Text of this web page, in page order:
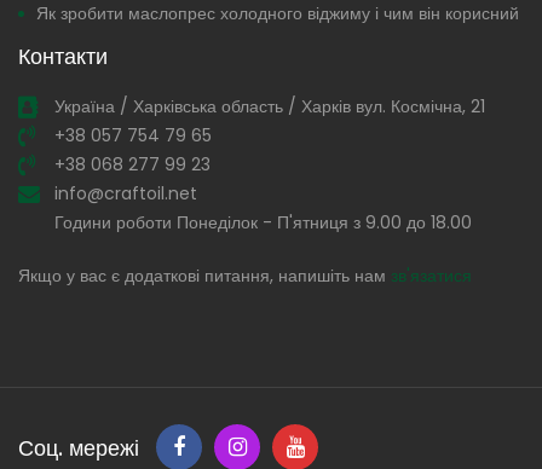
Як зробити маслопрес холодного віджиму і чим він корисний
Контакти
Україна / Харківська область / Харків вул. Космічна, 21
+38 057 754 79 65
+38 068 277 99 23
info@craftoil.net
Години роботи Понеділок - П'ятниця з 9.00 до 18.00
Якщо у вас є додаткові питання, напишіть нам зв'язатися
Соц. мережі